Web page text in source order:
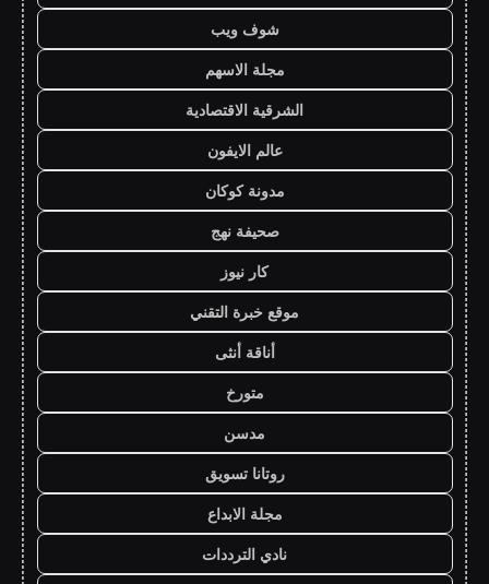
شوف ويب
مجلة الاسهم
الشرقية الاقتصادية
عالم الايفون
مدونة كوكان
صحيفة نهج
كار نيوز
موقع خبرة التقني
أناقة أنثى
متورخ
مدسن
روتانا تسويق
مجلة الابداع
نادي الترددات